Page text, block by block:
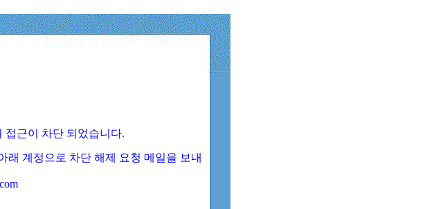
접근이 차단 되었습니다.
래 계정으로 차단 해제 요청 메일을 보내